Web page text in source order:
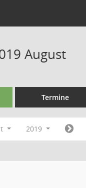
August
Termine
2019